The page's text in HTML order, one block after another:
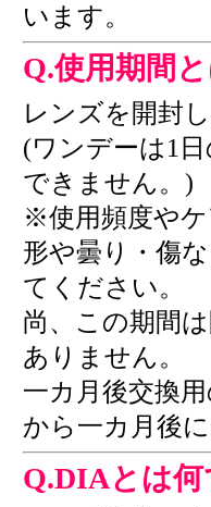
います。
Q.使用期間
レンズを開封
(ワンデーは1
できません。)
※使用頻度や
形や曇り・傷
てください。
尚、この期間
ありません。
一カ月後交換
から一カ月後
Q.DIAとは